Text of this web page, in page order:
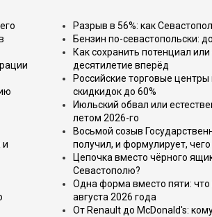
и
Разрыв в 56%: как
Бензин по-севастопольски:
Как сохранить потенциал
десятилетие вперёд
Российские торговые
скидкидок до 60%
Июльский обвал или
летом 2026-го
Восьмой созыв
получил, и формулирует,
Цепочка вместо чёрного
Севастополю?
Одна форма вместо пяти:
августа 2026 года
От Renault до McDonald's: